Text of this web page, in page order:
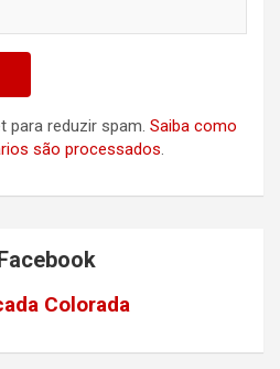
para reduzir spam. Saiba como
são processados.
Colorada